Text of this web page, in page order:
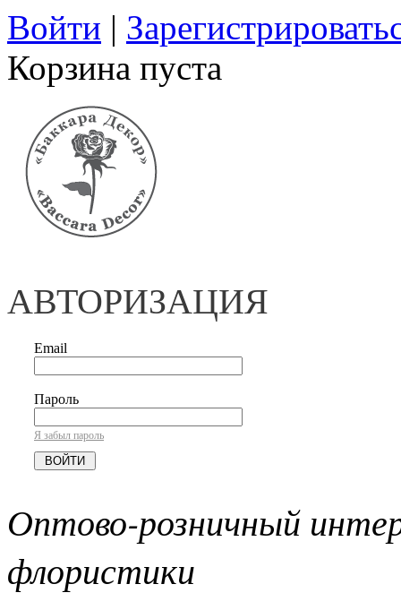
Войти |
Корзина пуста
АВТОРИЗАЦИЯ
Email
Пароль
Я забыл пароль
Оптово-розничный
флористики